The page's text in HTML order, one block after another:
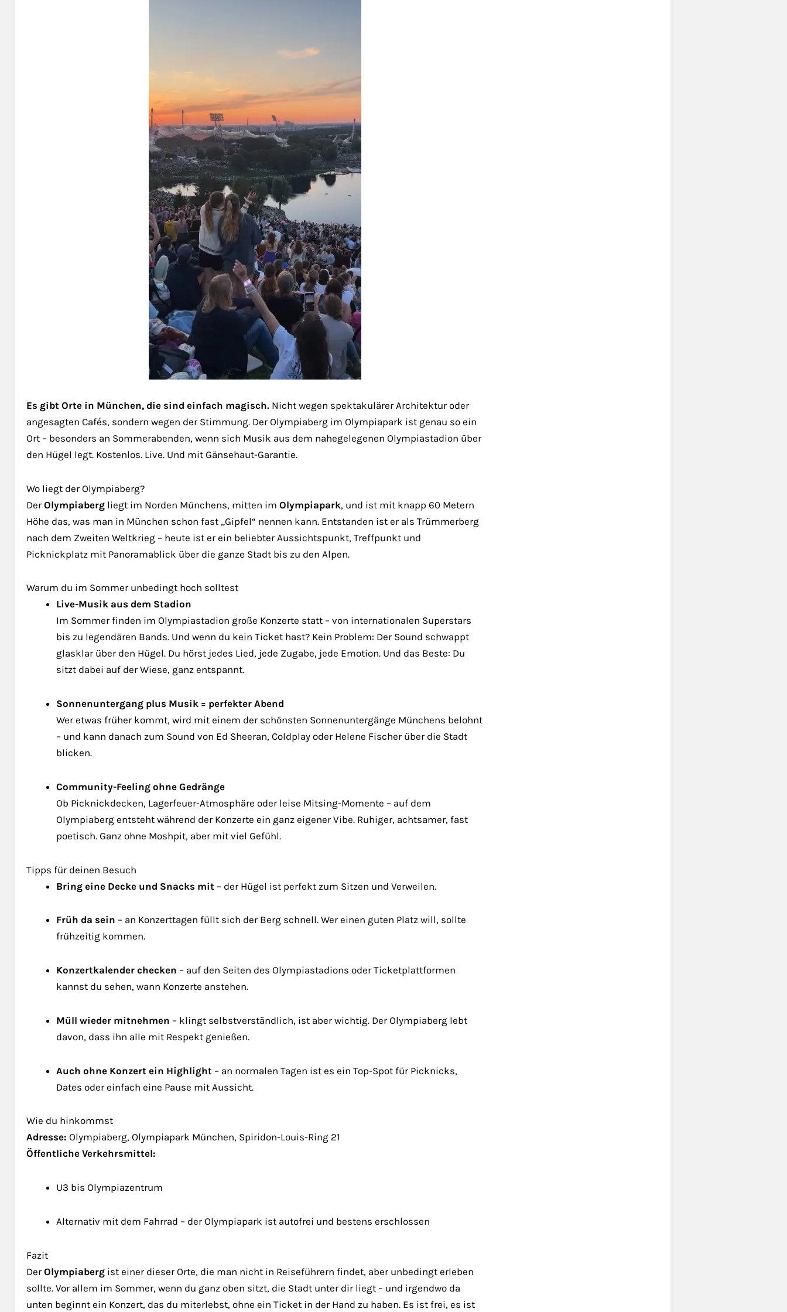
Es gibt Orte in München, die sind einfach magisch. Nicht wegen spektakulärer Architektur oder
angesagten Cafés, sondern wegen der Stimmung. Der Olympiaberg im Olympiapark ist genau so ein
Ort – besonders an Sommerabenden, wenn sich Musik aus dem nahegelegenen Olympiastadion über
den Hügel legt. Kostenlos. Live. Und mit Gänsehaut-Garantie.
Wo liegt der Olympiaberg?
DerOlympiaberg liegt im Norden Münchens, mitten im Olympiapark, und ist mit knapp 60 Metern
Höhe das, was man in München schon fast „Gipfel“ nennen kann. Entstanden ist er als Trümmerberg
nach dem Zweiten Weltkrieg – heute ist er ein beliebter Aussichtspunkt, Treffpunkt und
Picknickplatz mit Panoramablick über die ganze Stadt bis zu den Alpen.
Warum du im Sommer unbedingt hoch solltest
Live-Musik aus dem Stadion
Im Sommer finden im Olympiastadion große Konzerte statt – von internationalen Superstars
bis zu legendären Bands. Und wenn du kein Ticket hast? Kein Problem: Der Sound schwappt
glasklar über den Hügel. Du hörst jedes Lied, jede Zugabe, jede Emotion. Und das Beste: Du
sitzt dabei auf der Wiese, ganz entspannt.
Sonnenuntergang plus Musik = perfekter Abend
Wer etwas früher kommt, wird mit einem der schönsten Sonnenuntergänge Münchens belohnt
– und kann danach zum Sound von Ed Sheeran, Coldplay oder Helene Fischer über die Stadt
blicken.
Community-Feeling ohne Gedränge
Ob Picknickdecken, Lagerfeuer-Atmosphäre oder leise Mitsing-Momente – auf dem
Olympiaberg entsteht während der Konzerte ein ganz eigener Vibe. Ruhiger, achtsamer, fast
poetisch. Ganz ohne Moshpit, aber mit viel Gefühl.
Tipps für deinen Besuch
Bring eine Decke und Snacks mit – der Hügel ist perfekt zum Sitzen und Verweilen.
Früh da sein – an Konzerttagen füllt sich der Berg schnell. Wer einen guten Platz will, sollte
frühzeitig kommen.
Konzertkalender checken – auf den Seiten des Olympiastadions oder Ticketplattformen
kannst du sehen, wann Konzerte anstehen.
Müll wieder mitnehmen – klingt selbstverständlich, ist aber wichtig. Der Olympiaberg lebt
davon, dass ihn alle mit Respekt genießen.
Auch ohne Konzert ein Highlight – an normalen Tagen ist es ein Top-Spot für Picknicks,
Dates oder einfach eine Pause mit Aussicht.
Wie du hinkommst
Adresse: Olympiaberg, Olympiapark München, Spiridon-Louis-Ring 21
Öffentliche Verkehrsmittel:
U3 bis Olympiazentrum
Alternativ mit dem Fahrrad – der Olympiapark ist autofrei und bestens erschlossen
Fazit
DerOlympiaberg ist einer dieser Orte, die man nicht in Reiseführern findet, aber unbedingt erleben
sollte. Vor allem im Sommer, wenn du ganz oben sitzt, die Stadt unter dir liegt – und irgendwo da
unten beginnt ein Konzert, das du miterlebst, ohne ein Ticket in der Hand zu haben. Es ist frei, es ist